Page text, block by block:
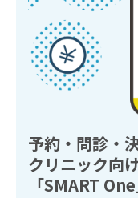
予約・問診・
クリニック向
「SMART One